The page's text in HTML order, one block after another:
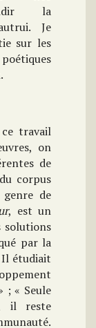
la
Je
sur les
travail
on
de
corpus
de
, est un
solutions
par la
étudiait
; « Seule
il reste